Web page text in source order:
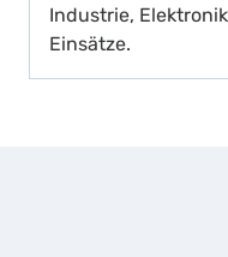
Industrie,
Einsätze.